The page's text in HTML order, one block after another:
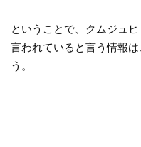
ということで、クムジュ
言われていると言う情報は
う。